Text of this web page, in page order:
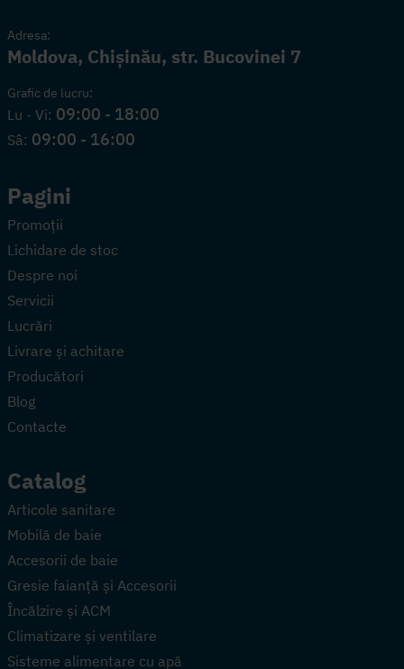
Adresa:
Moldova, Chișinău, str. Bucovinei 7
Grafic de lucru:
Lu - Vi: 09:00 - 18:00
Sâ: 09:00 - 16:00
Pagini
Promoții
Lichidare de stoc
Despre noi
Servicii
Lucrări
Livrare și achitare
Producători
Blog
Contacte
Catalog
Articole sanitare
Mobilă de baie
Accesorii de baie
Gresie faianță și Accesorii
Încălzire și ACM
Climatizare și ventilare
Sisteme alimentare cu apă